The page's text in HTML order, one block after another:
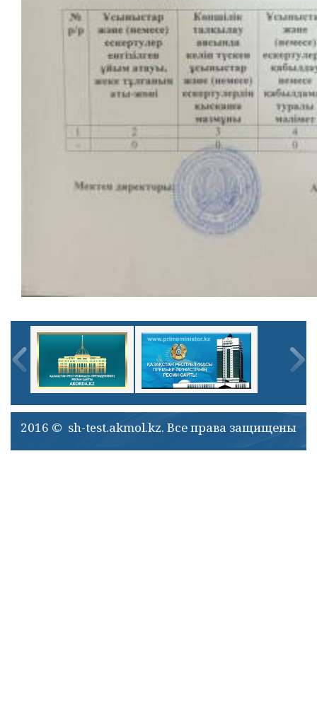
2016 © sh-test.akmol.kz. Все права защищены